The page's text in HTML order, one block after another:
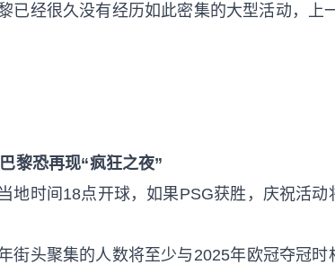
已经很久没有经历如此密集的大型活动，上
黎恐再现“疯狂之夜”
地时间18点开球，如果PSG获胜，庆祝活动
街头聚集的人数将至少与2025年欧冠夺冠